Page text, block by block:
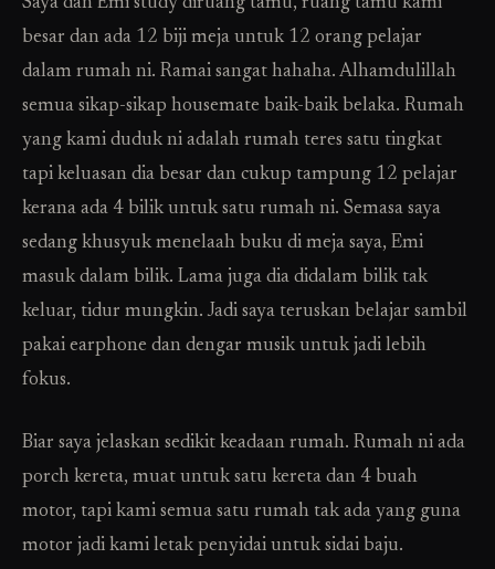
besar dan ada 12 biji meja untuk 12 orang pelajar
dalam rumah ni. Ramai sangat hahaha. Alhamdulillah
semua sikap-sikap housemate baik-baik belaka. Rumah
yang kami duduk ni adalah rumah teres satu tingkat
tapi keluasan dia besar dan cukup tampung 12 pelajar
kerana ada 4 bilik untuk satu rumah ni. Semasa saya
sedang khusyuk menelaah buku di meja saya, Emi
masuk dalam bilik. Lama juga dia didalam bilik tak
keluar, tidur mungkin. Jadi saya teruskan belajar sambil
pakai earphone dan dengar musik untuk jadi lebih
fokus.
Biar saya jelaskan sedikit keadaan rumah. Rumah ni ada
porch kereta, muat untuk satu kereta dan 4 buah
motor, tapi kami semua satu rumah tak ada yang guna
motor jadi kami letak penyidai untuk sidai baju.